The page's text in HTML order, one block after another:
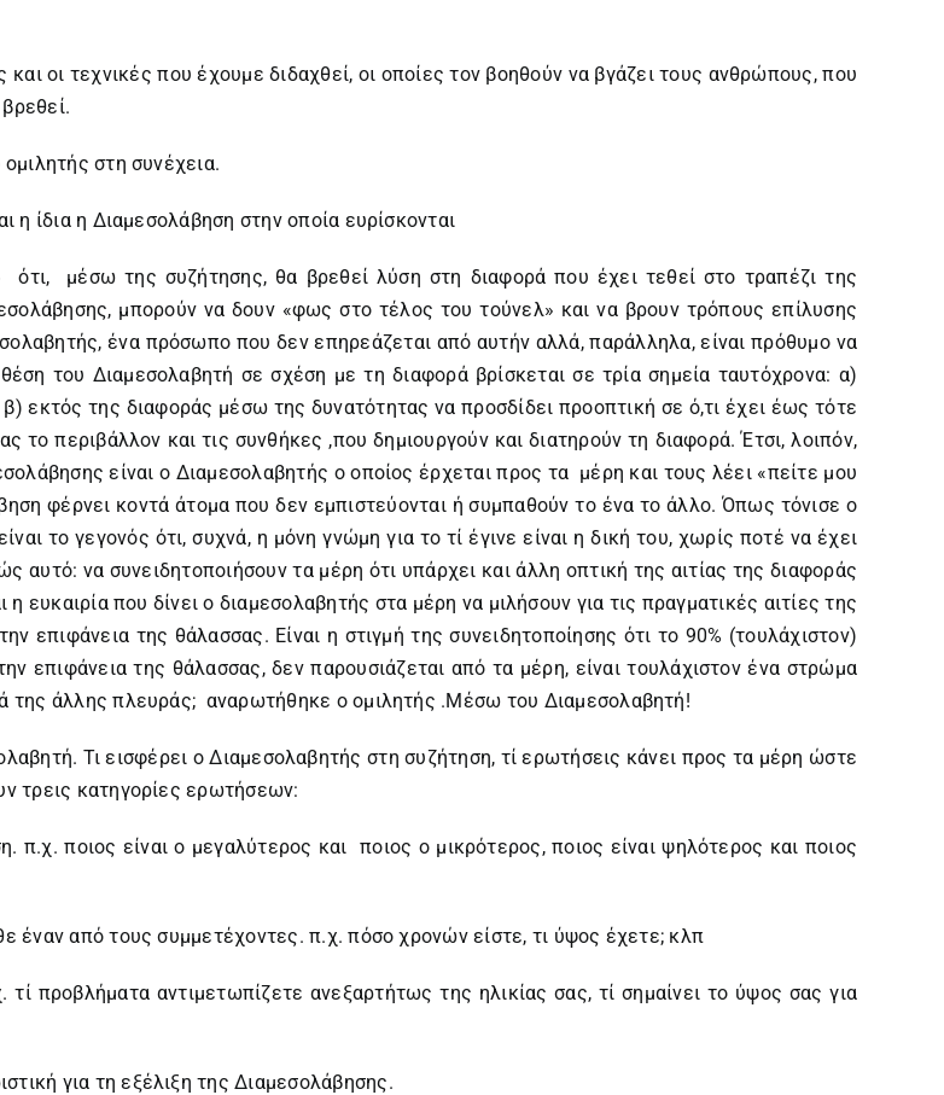
οι τεχνικές που έχουμε διδαχθεί, οι οποίες τον βοηθούν να βγάζει τους ανθρώπους, που
στη συνέχεια.
ίδια η Διαμεσολάβηση στην οποία ευρίσκονται
μέσω της συζήτησης, θα βρεθεί λύση στη διαφορά που έχει τεθεί στο τραπέζι της
μπορούν να δουν «φως στο τέλος του τούνελ» και να βρουν τρόπους επίλυσης
ένα πρόσωπο που δεν επηρεάζεται από αυτήν αλλά, παράλληλα, είναι πρόθυμο να
του Διαμεσολαβητή σε σχέση με τη διαφορά βρίσκεται σε τρία σημεία ταυτόχρονα: α)
εκτός της διαφοράς μέσω της δυνατότητας να προσδίδει προοπτική σε ό,τι έχει έως τότε
περιβάλλον και τις συνθήκες ,που δημιουργούν και διατηρούν τη διαφορά. Έτσι, λοιπόν,
είναι ο Διαμεσολαβητής ο οποίος έρχεται προς τα μέρη και τους λέει «πείτε μου
φέρνει κοντά άτομα που δεν εμπιστεύονται ή συμπαθούν το ένα το άλλο. Όπως τόνισε ο
το γεγονός ότι, συχνά, η μόνη γνώμη για το τί έγινε είναι η δική του, χωρίς ποτέ να έχει
να συνειδητοποιήσουν τα μέρη ότι υπάρχει και άλλη οπτική της αιτίας της διαφοράς
ευκαιρία που δίνει ο διαμεσολαβητής στα μέρη να μιλήσουν για τις πραγματικές αιτίες της
επιφάνεια της θάλασσας. Είναι η στιγμή της συνειδητοποίησης ότι το 90% (τουλάχιστον)
επιφάνεια της θάλασσας, δεν παρουσιάζεται από τα μέρη, είναι τουλάχιστον ένα στρώμα
της άλλης πλευράς; αναρωτήθηκε ο ομιλητής .Μέσω του Διαμεσολαβητή!
Τι εισφέρει ο Διαμεσολαβητής στη συζήτηση, τί ερωτήσεις κάνει προς τα μέρη ώστε
τρεις κατηγορίες ερωτήσεων:
ποιος είναι ο μεγαλύτερος και ποιος ο μικρότερος, ποιος είναι ψηλότερος και ποιος
έναν από τους συμμετέχοντες. π.χ. πόσο χρονών είστε, τι ύψος έχετε; κλπ
προβλήματα αντιμετωπίζετε ανεξαρτήτως της ηλικίας σας, τί σημαίνει το ύψος σας για
για τη εξέλιξη της Διαμεσολάβησης.